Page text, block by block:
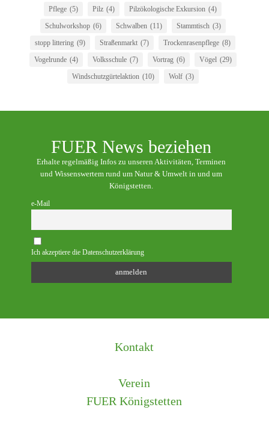
Pflege (5) Pilz (4) Pilzökologische Exkursion (4)
Schulworkshop (6) Schwalben (11) Stammtisch (3)
stopp littering (9) Straßenmarkt (7) Trockenrasenpflege (8)
Vogelrunde (4) Volksschule (7) Vortrag (6) Vögel (29)
Windschutzgürtelaktion (10) Wolf (3)
FUER News beziehen
Erhalte regelmäßig Infos zu unseren Aktivitäten, Terminen
und Wissenswertem rund um Natur & Umwelt in und um
Königstetten.
e-Mail
Ich akzeptiere die Datenschutzerklärung
Kontakt
Verein
FUER Königstetten